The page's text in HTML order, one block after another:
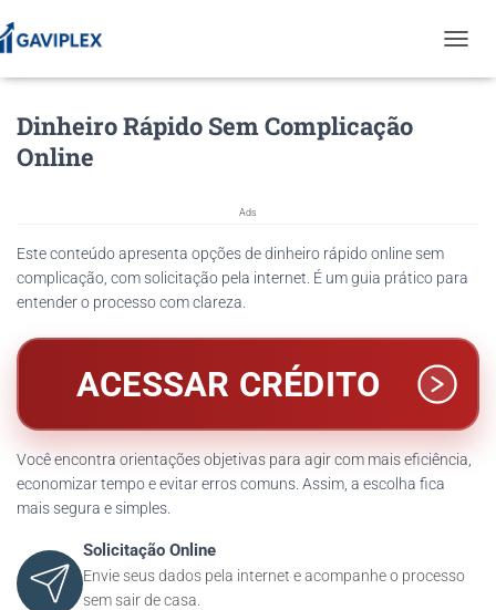
O
A
Dinheiro Rápido Sem Complicação
Online
Ads
Este conteúdo apresenta opções de dinheiro rápido online sem
complicação, com solicitação pela internet. É um guia prático para
entender o processo com clareza.
ACESSAR CRÉDITO
Você encontra orientações objetivas para agir com mais eficiência,
economizar tempo e evitar erros comuns. Assim, a escolha fica
mais segura e simples.
Solicitação Online
Envie seus dados pela internet e acompanhe o processo
sem sair de casa.